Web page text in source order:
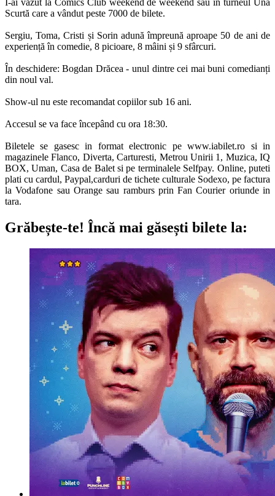
Scurtă care a vândut peste 7000 de bilete.
Sergiu, Toma, Cristi și Sorin adună împreună aproape 50 de ani de
experiență în comedie, 8 picioare, 8 mâini și 9 sfârcuri.
În deschidere: Bogdan Drăcea - unul dintre cei mai buni comedianți
din noul val.
Show-ul nu este recomandat copiilor sub 16 ani.
Accesul se va face începând cu ora 18:30.
Biletele se gasesc in format electronic pe www.iabilet.ro si in
magazinele Flanco, Diverta, Carturesti, Metrou Unirii 1, Muzica, IQ
BOX, Uman, Casa de Balet si pe terminalele Selfpay. Online, puteti
plati cu cardul, Paypal,carduri de tichete culturale Sodexo, pe factura
la Vodafone sau Orange sau ramburs prin Fan Courier oriunde in
tara.
Grăbește-te! Încă mai găsești bilete la: